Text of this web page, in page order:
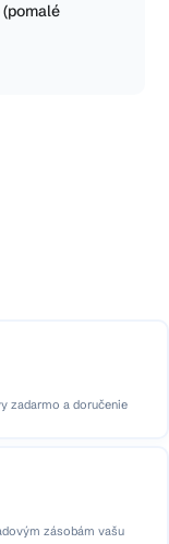
zadarmo a doručenie
zásobám vašu